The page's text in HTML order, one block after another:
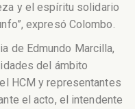
y el espíritu solidario
expresó Colombo.
de Edmundo Marcilla,
del ámbito
HCM y representantes
el acto, el intendente